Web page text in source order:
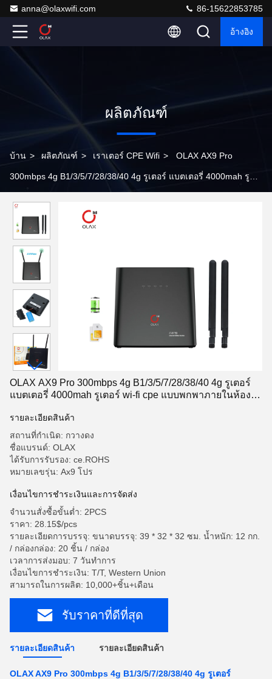
anna@olaxwifi.com 86-15622853785
อ้างอิง
ผลิตภัณฑ์
บ้าน > ผลิตภัณฑ์ > เราเตอร์ CPE Wifi > OLAX AX9 Pro
300mbps 4g B1/3/5/7/28/38/40 4g รูเตอร์ แบตเตอรี่ 4000mah รู
OLAX AX9 Pro 300mbps 4g B1/3/5/7/28/38/40 4g รูเตอร์
แบตเตอรี่ 4000mah รูเตอร์ wi-fi cpe แบบพกพาภายในห้อง
รายละเอียดสินค้า
สถานที่กำเนิด: กวางดง
ชื่อแบรนด์: OLAX
ได้รับการรับรอง: ce.ROHS
หมายเลขรุ่น: Ax9 โปร
เงื่อนไขการชำระเงินและการจัดส่ง
จำนวนสั่งซื้อขั้นต่ำ: 2PCS
ราคา: 28.15$/pcs
รายละเอียดการบรรจุ: ขนาดบรรจุ: 39 * 32 * 32 ซม. น้ำหนัก: 12 กก.
/ กล่องกล่อง: 20 ชิ้น / กล่อง
เวลาการส่งมอบ: 7 วันทำการ
เงื่อนไขการชำระเงิน: T/T, Western Union
สามารถในการผลิต: 10,000+ชิ้น+เดือน
รับราคาที่ดีที่สุด
รายละเอียดสินค้า รายละเอียดสินค้า
OLAX AX9 Pro 300mbps 4g B1/3/5/7/28/38/40 4g รูเตอร์